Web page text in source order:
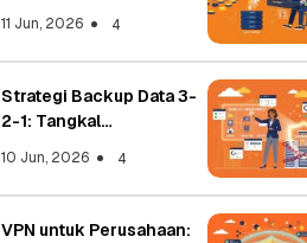
11 Jun, 2026 4
Strategi Backup Data 3-
2-1: Tangkal
10 Jun, 2026 4
VPN untuk Perusahaan: